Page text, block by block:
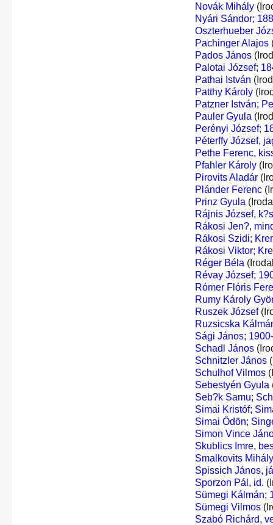
Novák Mihály
Nyári Sándor;
Oszterhueber
Pachinger Alajos
Pados János
Palotai József;
Pathai István
Patthy Károly
Patzner István;
Pauler Gyula
Perényi József;
Péterffy József,
Pethe Ferenc,
Pfahler Károly
Pirovits Aladár
Plánder Ferenc
Prinz Gyula
Rájnis József,
Rákosi Jen?,
Rákosi Szidi;
Rákosi Viktor;
Réger Béla
Révay József;
Rómer Flóris
Rumy Károly
Ruszek József
Ruzsicska
Sági János;
Schadl János
Schnitzler János
Schulhof Vilmos
Sebestyén Gyula
Seb?k Samu;
Simai Kristóf;
Simai Ödön;
Simon Vince
Skublics Imre,
Smalkovits Mihály
Spissich János,
Sporzon Pál, id.
Sümegi Kálmán;
Sümegi Vilmos
Szabó Richárd,